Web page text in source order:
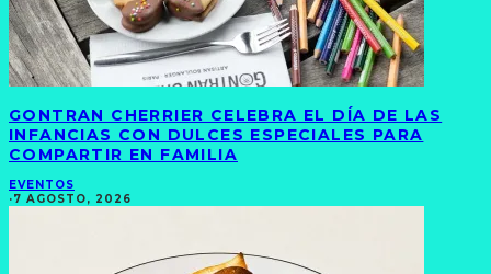
GONTRAN CHERRIER CELEBRA EL DÍA DE LAS
INFANCIAS CON DULCES ESPECIALES PARA
COMPARTIR EN FAMILIA
EVENTOS
·7 AGOSTO, 2026